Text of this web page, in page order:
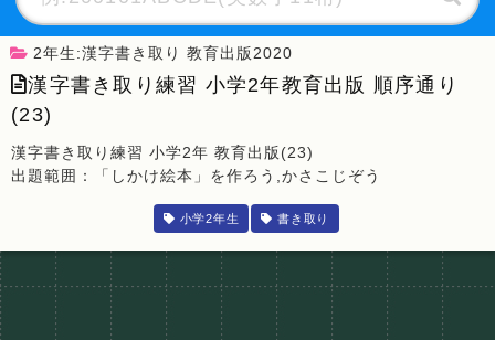
2年生:漢字書き取り 教育出版2020
漢字書き取り練習 小学2年教育出版 順序通り
(23)
漢字書き取り練習 小学2年 教育出版(23)
出題範囲：「しかけ絵本」を作ろう,かさこじぞう
小学2年生 書き取り